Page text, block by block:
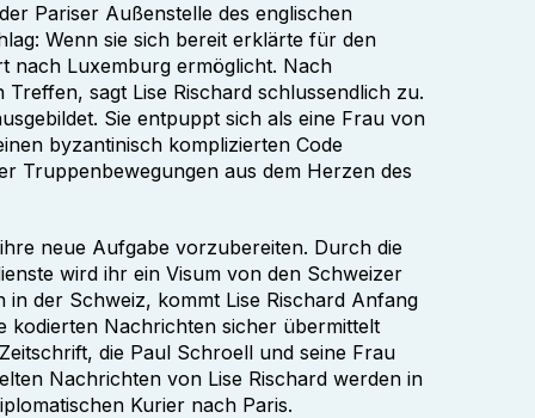
Pariser Außenstelle des englischen
Wenn sie sich bereit erklärte für den
nach Luxemburg ermöglicht. Nach
sagt Lise Rischard schlussendlich zu.
Sie entpuppt sich als eine Frau von
byzantinisch komplizierten Code
Truppenbewegungen aus dem Herzen des
neue Aufgabe vorzubereiten. Durch die
wird ihr ein Visum von den Schweizer
der Schweiz, kommt Lise Rischard Anfang
kodierten Nachrichten sicher übermittelt
die Paul Schroell und seine Frau
Nachrichten von Lise Rischard werden in
Kurier nach Paris.